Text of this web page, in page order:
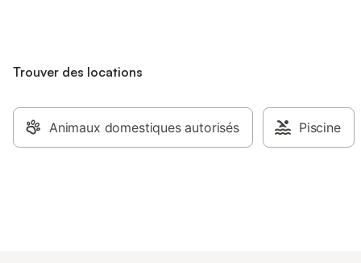
Trouver des locations
Animaux domestiques autorisés Piscine